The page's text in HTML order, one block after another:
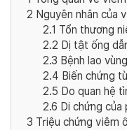
2 Nguyên nhân của
2.1 Tổn thương
2.2 Dị tật ống
2.3 Bệnh lao
2.4 Biến chứng
2.5 Do quan hệ
2.6 Di chứng
3 Triệu chứng viêm